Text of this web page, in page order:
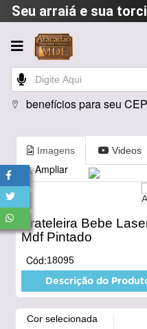
Seu arraiá e sua
benefícios para seu CEP
Imagens Videos
Ampliar
Prateleira Bebe
Mdf Pintado
Cód:18095
Descrição do
Cor selecionada